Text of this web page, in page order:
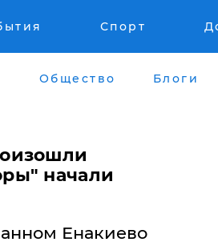
Спорт
Общество Блоги
начали
Енакиево